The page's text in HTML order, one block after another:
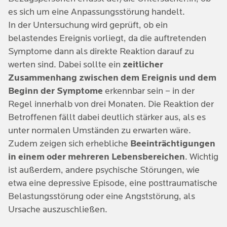
Anpassungsstörung mit Angst:Hier
bestimmen die Grübelneigung, Sorgen,
Nervosität und Angstzustände das Bild.
Anpassungsstörung mit gemischter Angst
und depressiver Stimmung:Eine kombiniert
depressive und ängstliche Symptome.
Anpassungsstörung mit Störung anderer
Emotionen:Hier können Gefühle von
Enttäuschung, Wut oder Scham besonders
auffällig sein.
Anpassungsstörung mit
Verhaltensstörung:Die Betroffenen sind
reizbar, impulsiv, aggressives und zeigen
oppositionelles oder sozial störendes
es sich um eine Anpassungsstörung handelt.
In der Untersuchung wird geprüft, ob ein
belastendes Ereignis vorliegt, da die auftretenden
Symptome dann als direkte Reaktion darauf zu
werten sind. Dabei sollte ein zeitlicher
Zusammenhang zwischen dem Ereignis und dem
Beginn der Symptome erkennbar sein – in der
Regel innerhalb von drei Monaten. Die Reaktion der
Betroffenen fällt dabei deutlich stärker aus, als es
unter normalen Umständen zu erwarten wäre.
Zudem zeigen sich erhebliche Beeinträchtigungen
in einem oder mehreren Lebensbereichen. Wichtig
ist außerdem, andere psychische Störungen, wie
etwa eine depressive Episode, eine posttraumatische
Belastungsstörung oder eine Angststörung, als
Ursache auszuschließen.